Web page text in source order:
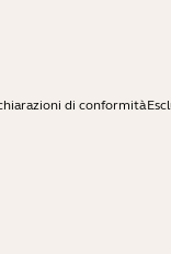
di conformità